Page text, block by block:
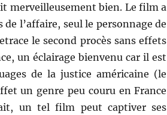
merveilleusement bien. Le film a
l’affaire, seul le personnage de
le second procès sans effets
un éclairage bienvenu car il est
de la justice américaine (le
un genre peu couru en France
un tel film peut captiver ses